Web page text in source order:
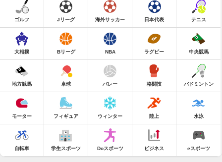
ゴルフ Jリーグ 海外サッカー 日本代表 テニス
大相撲 Bリーグ NBA ラグビー 中央競馬
地方競馬 卓球 バレー 格闘技 バドミントン
モーター フィギュア ウィンター 陸上 水泳
自転車 学生スポーツ Doスポーツ ビジネス eスポーツ